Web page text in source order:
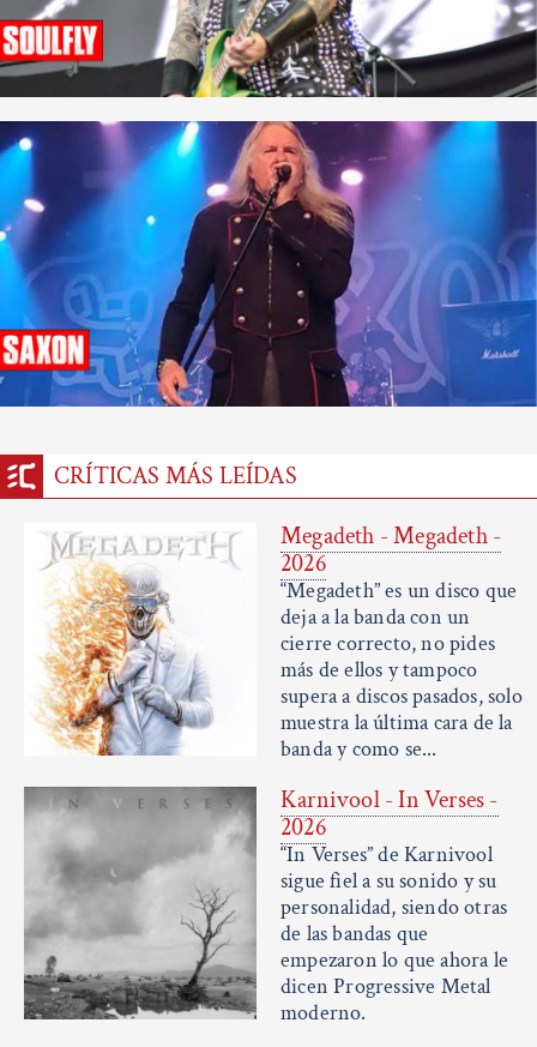
CRÍTICAS MÁS LEÍDAS
Megadeth - Megadeth -
2026
“Megadeth” es un disco que
deja a la banda con un
cierre correcto, no pides
más de ellos y tampoco
supera a discos pasados, solo
muestra la última cara de la
banda y como se...
Karnivool - In Verses -
2026
“In Verses” de Karnivool
sigue fiel a su sonido y su
personalidad, siendo otras
de las bandas que
empezaron lo que ahora le
dicen Progressive Metal
moderno.